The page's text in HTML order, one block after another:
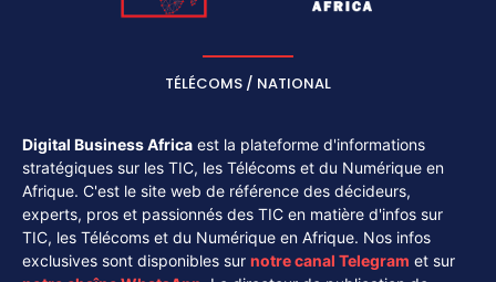
TÉLÉCOMS / NATIONAL
Digital Business Africa est la plateforme d'informations
stratégiques sur les TIC, les Télécoms et du Numérique en
Afrique. C'est le site web de référence des décideurs,
experts, pros et passionnés des TIC en matière d'infos sur
TIC, les Télécoms et du Numérique en Afrique. Nos infos
exclusives sont disponibles sur notre canal Telegram et sur